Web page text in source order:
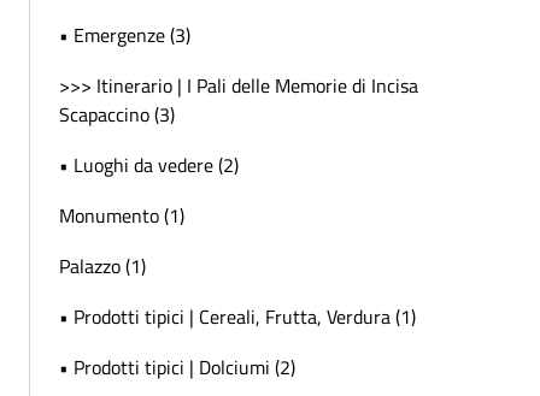
• Emergenze (3)
>>> Itinerario | I Pali delle Memorie di Incisa
Scapaccino (3)
• Luoghi da vedere (2)
Monumento (1)
Palazzo (1)
• Prodotti tipici | Cereali, Frutta, Verdura (1)
• Prodotti tipici | Dolciumi (2)